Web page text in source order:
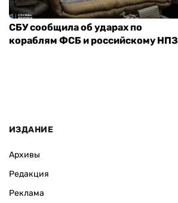
СБУ сообщила об ударах по
кораблям ФСБ и российскому НПЗ
ИЗДАНИЕ
Архивы
Редакция
Реклама